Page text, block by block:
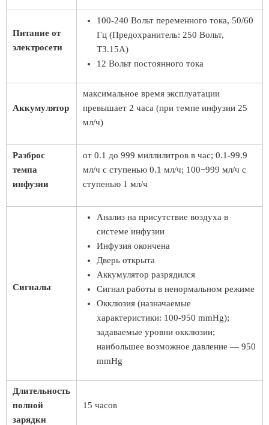
Питание от
электросети
100-240 Вольт переменного тока, 50/60
Гц (Предохранитель: 250 Вольт,
Т3.15А)
12 Вольт постоянного тока
Аккумулятор
максимальное время эксплуатации
превышает 2 часа (при темпе инфузии 25
мл/ч)
Разброс
темпа
инфузии
от 0.1 до 999 миллилитров в час; 0.1-99.9
мл/ч с ступенью 0.1 мл/ч; 100−999 мл/ч с
ступенью 1 мл/ч
Сигналы
Анализ на присутствие воздуха в
системе инфузии
Инфузия окончена
Дверь открыта
Аккумулятор разрядился
Сигнал работы в ненормальном режиме
Окклюзия (назначаемые
характеристики: 100-950 mmHg);
задаваемые уровни окклюзии;
наибольшее возможное давление — 950
mmHg
Длительность
полной
зарядки
15 часов